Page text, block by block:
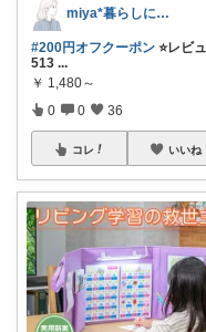
miya*暮らしに役立つ楽天セレクト
#200円オフクーポン ⭐️レビ
513 ...
￥ 1,480～
0 0 36
コレ いいね